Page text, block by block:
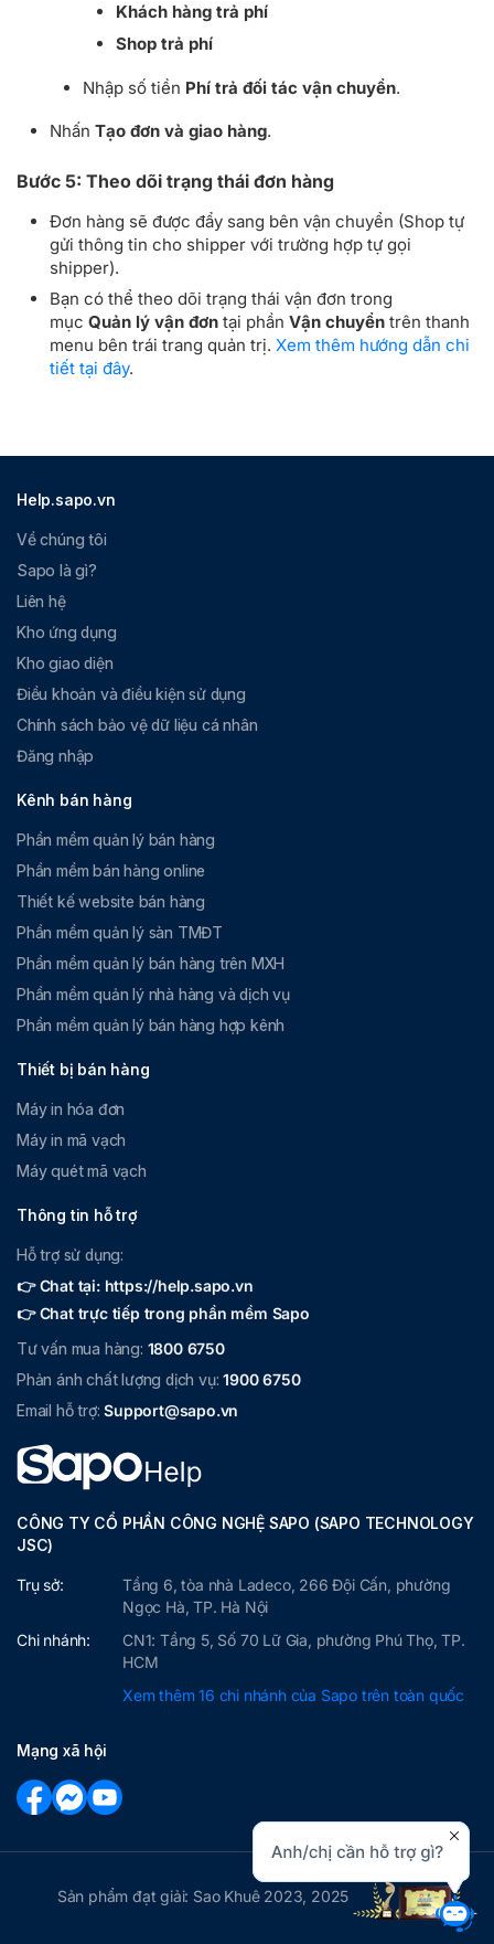
Khách hàng trả phí
Shop trả phí
Nhập số tiền Phí trả đối tác vận chuyển.
Nhấn Tạo đơn và giao hàng.
Bước 5: Theo dõi trạng thái đơn hàng
Đơn hàng sẽ được đẩy sang bên vận chuyển (Shop tự
gửi thông tin cho shipper với trường hợp tự gọi
shipper).
Bạn có thể theo dõi trạng thái vận đơn trong
mục Quản lý vận đơn tại phần Vận chuyển trên thanh
menu bên trái trang quản trị. Xem thêm hướng dẫn chi
tiết tại đây.
Help.sapo.vn
Về chúng tôi
Sapo là gì?
Liên hệ
Kho ứng dụng
Kho giao diện
Điều khoản và điều kiện sử dụng
Chính sách bảo vệ dữ liệu cá nhân
Đăng nhập
Kênh bán hàng
Phần mềm quản lý bán hàng
Phần mềm bán hàng online
Thiết kế website bán hàng
Phần mềm quản lý sàn TMĐT
Phần mềm quản lý bán hàng trên MXH
Phần mềm quản lý nhà hàng và dịch vụ
Phần mềm quản lý bán hàng hợp kênh
Thiết bị bán hàng
Máy in hóa đơn
Máy in mã vạch
Máy quét mã vạch
Thông tin hỗ trợ
Hỗ trợ sử dụng:
👉 Chat tại: https://help.sapo.vn
👉 Chat trực tiếp trong phần mềm Sapo
Tư vấn mua hàng: 1800 6750
Phản ánh chất lượng dịch vụ:1900 6750
Email hỗ trợ:Support@sapo.vn
CÔNG TY CỔ PHẦN CÔNG NGHỆ SAPO (SAPO TECHNOLOGY
JSC)
Trụ sở:
Tầng 6, tòa nhà Ladeco, 266 Đội Cấn, phường
Ngọc Hà, TP. Hà Nội
Chi nhánh:
CN1: Tầng 5, Số 70 Lữ Gia, phường Phú Thọ, TP.
HCM
Xem thêm 16 chi nhánh của Sapo trên toàn quốc
Mạng xã hội
Sản phẩm đạt giải: Sao Khuê 2023, 2025